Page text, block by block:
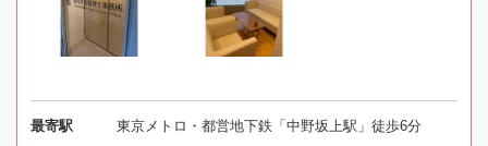
最寄駅 東京メトロ・都営地下鉄「中野坂上駅」徒歩6分